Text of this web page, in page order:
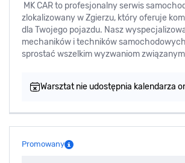
MK CAR to profesjonalny serwis
zlokalizowany w Zgierzu, który oferuje
dla Twojego pojazdu. Nasz
mechaników i techników
sprostać wszelkim wyzwaniom
Warsztat nie udostępnia kalendarza
Promowany